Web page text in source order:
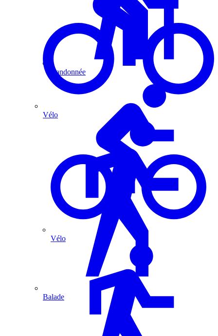
Randonnée
Vélo
Vélo
Balade